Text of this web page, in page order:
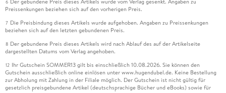
6 Der gebundene Preis dieses Artikels wurde vom Verlag gesenkt. Angaben zu
Preissenkungen beziehen sich auf den vorherigen Preis.
7 Die Preisbindung dieses Artikels wurde aufgehoben. Angaben zu Preissenkungen
beziehen sich auf den letzten gebundenen Preis.
8 Der gebundene Preis dieses Artikels wird nach Ablauf des auf der Artikelseite
dargestellten Datums vom Verlag angehoben.
12 Ihr Gutschein SOMMER13 gilt bis einschließlich 10.08.2026. Sie können den
Gutschein ausschließlich online einlösen unter www.hugendubel.de. Keine Bestellung
zur Abholung mit Zahlung in der Filiale möglich. Der Gutschein ist nicht gültig für
gesetzlich preisgebundene Artikel (deutschsprachige Bücher und eBooks) sowie für